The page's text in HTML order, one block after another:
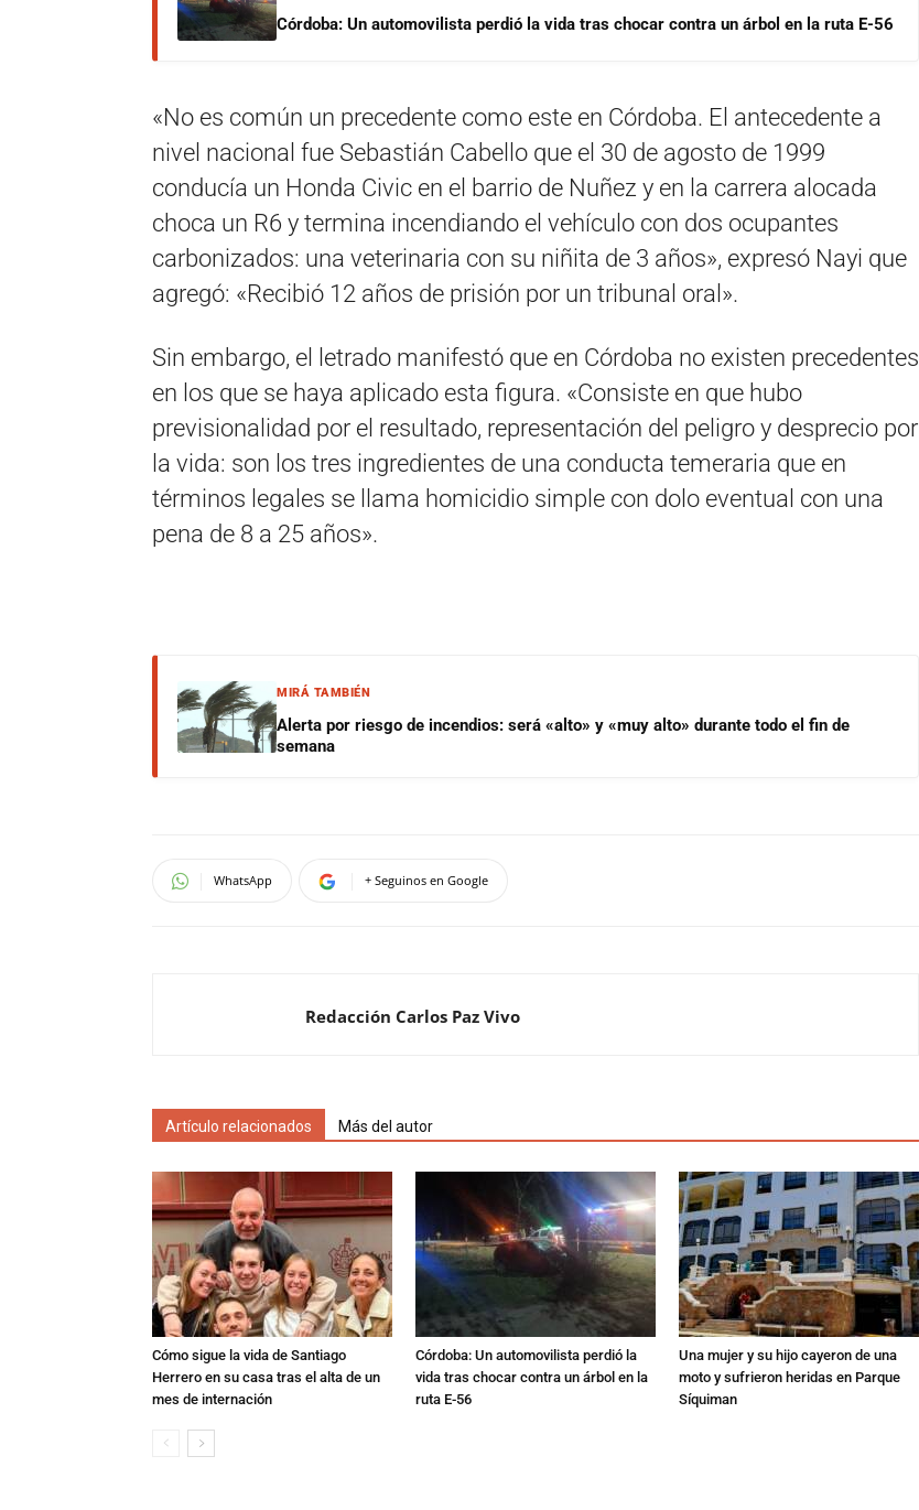
Córdoba: Un automovilista perdió la vida tras chocar contra un árbol en la ruta E-56
«No es común un precedente como este en Córdoba. El antecedente a
nivel nacional fue Sebastián Cabello que el 30 de agosto de 1999
conducía un Honda Civic en el barrio de Nuñez y en la carrera alocada
choca un R6 y termina incendiando el vehículo con dos ocupantes
carbonizados: una veterinaria con su niñita de 3 años», expresó Nayi que
agregó: «Recibió 12 años de prisión por un tribunal oral».
Sin embargo, el letrado manifestó que en Córdoba no existen precedentes
en los que se haya aplicado esta figura. «Consiste en que hubo
previsionalidad por el resultado, representación del peligro y desprecio por
la vida: son los tres ingredientes de una conducta temeraria que en
términos legales se llama homicidio simple con dolo eventual con una
pena de 8 a 25 años».
MIRÁ TAMBIÉN
Alerta por riesgo de incendios: será «alto» y «muy alto» durante todo el fin de
semana
WhatsApp + Seguinos en Google
Redacción Carlos Paz Vivo
Artículo relacionados Más del autor
Cómo sigue la vida de Santiago
Herrero en su casa tras el alta de un
mes de internación
Córdoba: Un automovilista perdió la
vida tras chocar contra un árbol en la
ruta E-56
Una mujer y su hijo cayeron de una
moto y sufrieron heridas en Parque
Síquiman